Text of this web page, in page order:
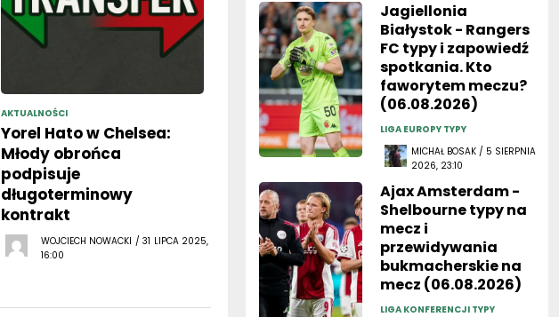
AKTUALNOŚCI
Yorel Hato w Chelsea:
Młody obrońca
podpisuje
długoterminowy
kontrakt
WOJCIECH NOWACKI / 31 LIPCA 2025,
16:00
Jagiellonia
Białystok - Rangers
FC typy i zapowiedź
spotkania. Kto
faworytem meczu?
(06.08.2026)
LIGA EUROPY TYPY
MICHAŁ BOSAK / 5 SIERPNIA
2026, 23:10
Ajax Amsterdam -
Shelbourne typy na
mecz i
przewidywania
bukmacherskie na
mecz (06.08.2026)
LIGA KONFERENCJI TYPY